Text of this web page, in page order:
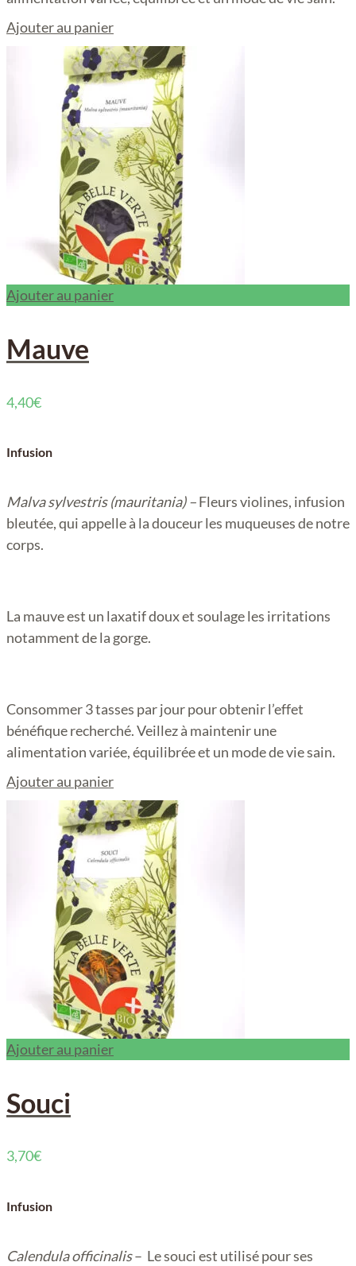
Ajouter au panier
Ajouter au panier
Mauve
4,40€
Infusion
Malva sylvestris (mauritania) –Fleurs violines, infusion
bleutée, qui appelle à la douceur les muqueuses de notre
corps.
La mauve est un laxatif doux et soulage les irritations
notamment de la gorge.
Consommer 3 tasses par jour pour obtenir l’effet
bénéfique recherché. Veillez à maintenir une
alimentation variée, équilibrée et un mode de vie sain.
Ajouter au panier
Ajouter au panier
Souci
3,70€
Infusion
Calendula officinalis– Le souci est utilisé pour ses